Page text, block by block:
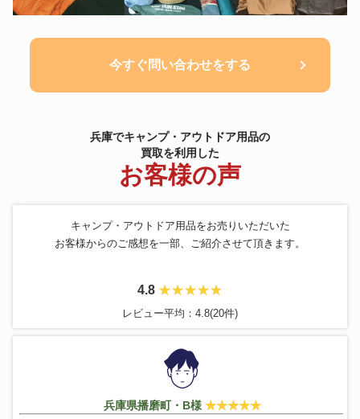
今すぐ問い合わせをする
兵庫でキャンプ・アウトドア用品の
買取を利用した
お客様の声
キャンプ・アウトドア用品をお売りいただいた
お客様からのご感想を一部、ご紹介させて頂きます。
4.8
レビュー平均：4.8(20件)
兵庫県播磨町・B様